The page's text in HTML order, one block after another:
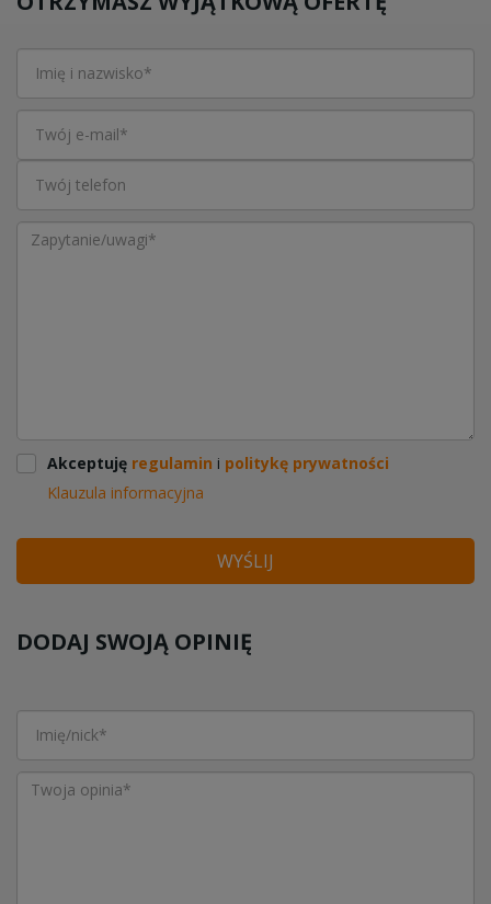
Akceptuję regulamin i politykę prywatności
Klauzula informacyjna
WYŚLIJ
DODAJ SWOJĄ OPINIĘ